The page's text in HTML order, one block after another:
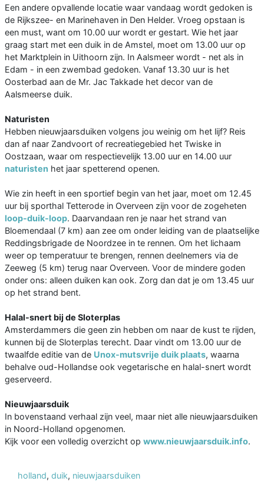
Een andere opvallende locatie waar vandaag wordt gedoken is
de Rijkszee- en Marinehaven in Den Helder. Vroeg opstaan is
een must, want om 10.00 uur wordt er gestart. Wie het jaar
graag start met een duik in de Amstel, moet om 13.00 uur op
het Marktplein in Uithoorn zijn. In Aalsmeer wordt - net als in
Edam - in een zwembad gedoken. Vanaf 13.30 uur is het
Oosterbad aan de Mr. Jac Takkade het decor van de
Aalsmeerse duik.
Naturisten
Hebben nieuwjaarsduiken volgens jou weinig om het lijf? Reis
dan af naar Zandvoort of recreatiegebied het Twiske in
Oostzaan, waar om respectievelijk 13.00 uur en 14.00 uur
naturisten het jaar spetterend openen.
Wie zin heeft in een sportief begin van het jaar, moet om 12.45
uur bij sporthal Tetterode in Overveen zijn voor de zogeheten
loop-duik-loop. Daarvandaan ren je naar het strand van
Bloemendaal (7 km) aan zee om onder leiding van de plaatselijke
Reddingsbrigade de Noordzee in te rennen. Om het lichaam
weer op temperatuur te brengen, rennen deelnemers via de
Zeeweg (5 km) terug naar Overveen. Voor de mindere goden
onder ons: alleen duiken kan ook. Zorg dan dat je om 13.45 uur
op het strand bent.
Halal-snert bij de Sloterplas
Amsterdammers die geen zin hebben om naar de kust te rijden,
kunnen bij de Sloterplas terecht. Daar vindt om 13.00 uur de
twaalfde editie van de Unox-mutsvrije duik plaats, waarna
behalve oud-Hollandse ook vegetarische en halal-snert wordt
geserveerd.
Nieuwjaarsduik
In bovenstaand verhaal zijn veel, maar niet alle nieuwjaarsduiken
in Noord-Holland opgenomen.
Kijk voor een volledig overzicht op www.nieuwjaarsduik.info.
holland, duik, nieuwjaarsduiken